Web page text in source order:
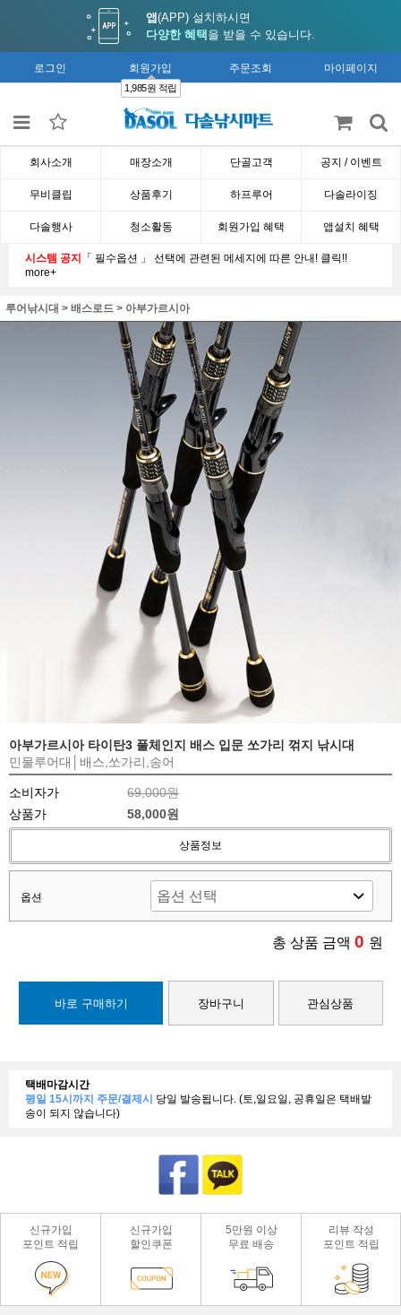
앱(APP) 설치하시면
다양한 혜택 을 받을 수 있습니다.
로그인 회원가입
1,985원 적립
주문조회 마이페이지
회사소개 매장소개 단골고객 공지 / 이벤트
무비클립 상품후기 하프루어 다솔라이징
다솔행사 청소활동 회원가입 혜택 앱설치 혜택
시스템 공지 「 필수옵션 」 선택에 관련된 메세지에 따른 안내! 클릭!!
more+
루어낚시대 > 배스로드 > 아부가르시아
아부가르시아 타이탄3 풀체인지 배스 입문 쏘가리 꺾지 낚시대
민물루어대│배스,쏘가리,송어
소비자가
69,000원
상품가
58,000원
상품정보
옵션
총 상품 금액 0 원
바로 구매하기 장바구니 관심상품
택배마감시간
평일 15시까지 주문/결제시 당일 발송됩니다. (토,일요일, 공휴일은 택배발
송이 되지 않습니다)
신규가입
포인트 적립
신규가입
할인쿠폰
5만원 이상
무료 배송
리뷰 작성
포인트 적립